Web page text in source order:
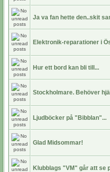
Ja va fan hette den..skit
Elektronik-reparationer i
Hur ett bord kan bli till...
Stockholmare. Behöver
Ljudböcker på "Bibblan"...
Glad Midsommar!
Klubblags "VM" går att se